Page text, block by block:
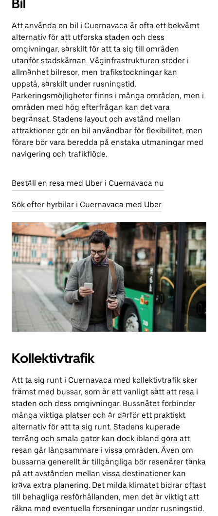
Bil
Att använda en bil i Cuernavaca är ofta ett bekvämt
alternativ för att utforska staden och dess
omgivningar, särskilt för att ta sig till områden
utanför stadskärnan. Väginfrastrukturen stöder i
allmänhet bilresor, men trafikstockningar kan
uppstå, särskilt under rusningstid.
Parkeringsmöjligheter finns i många områden, men i
områden med hög efterfrågan kan det vara
begränsat. Stadens layout och avstånd mellan
attraktioner gör en bil användbar för flexibilitet, men
förare bör vara beredda på enstaka utmaningar med
navigering och trafikflöde.
Beställ en resa med Uber i Cuernavaca nu
Sök efter hyrbilar i Cuernavaca med Uber
Kollektivtrafik
Att ta sig runt i Cuernavaca med kollektivtrafik sker
främst med bussar, som är ett vanligt sätt att resa i
staden och dess omgivningar. Bussnätet förbinder
många viktiga platser och är därför ett praktiskt
alternativ för att ta sig runt. Stadens kuperade
terräng och smala gator kan dock ibland göra att
resan går långsammare i vissa områden. Även om
bussarna generellt är tillgängliga bör resenärer tänka
på att avstånden mellan vissa destinationer kan
kräva extra planering. Det milda klimatet bidrar oftast
till behagliga resförhållanden, men det är viktigt att
räkna med eventuella förseningar under rusningstid.